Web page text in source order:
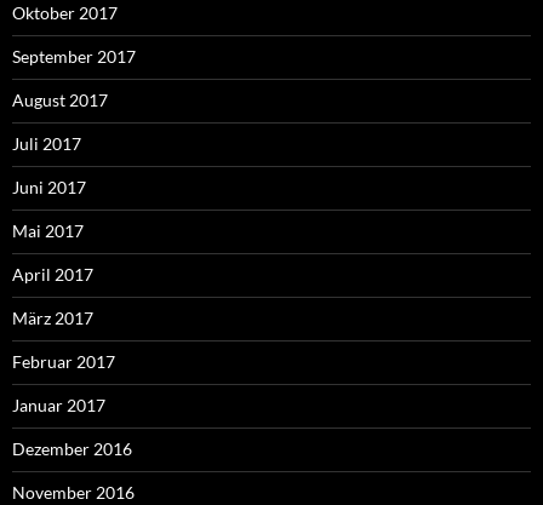
Oktober 2017
September 2017
August 2017
Juli 2017
Juni 2017
Mai 2017
April 2017
März 2017
Februar 2017
Januar 2017
Dezember 2016
November 2016